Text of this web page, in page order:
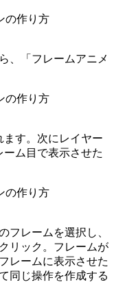
、「フレームアニメ
ます。次にレイヤー
ム目で表示させた
フレームを選択し、
リック。フレームが
レームに表示させた
同じ操作を作成する